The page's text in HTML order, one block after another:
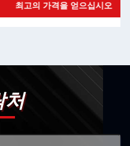
얻으십시오
처